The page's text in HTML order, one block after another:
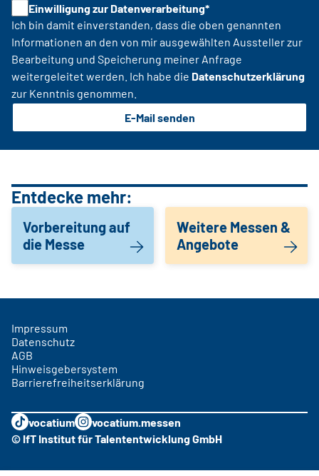
Einwilligung zur Datenverarbeitung*
Ich bin damit einverstanden, dass die oben genannten
Informationen an den von mir ausgewählten Aussteller zur
Bearbeitung und Speicherung meiner Anfrage
weitergeleitet werden. Ich habe die Datenschutzerklärung
zur Kenntnis genommen.
E-Mail senden
Entdecke mehr:
Vorbereitung auf
die Messe
Weitere Messen &
Angebote
Impressum
Datenschutz
AGB
Hinweisgebersystem
Barrierefreiheitserklärung
vocatium
vocatium.messen
© IfT Institut für Talententwicklung GmbH